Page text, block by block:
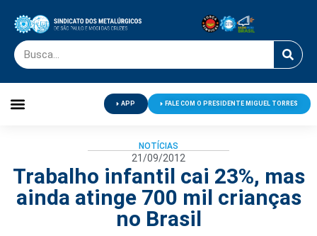
APP FALE COM O PRESIDENTE MIGUEL TORRES
NOTÍCIAS
21/09/2012
Trabalho infantil cai 23%, mas
ainda atinge 700 mil crianças
no Brasil